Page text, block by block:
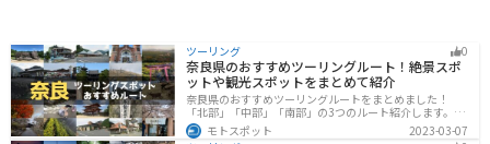
ツーリング 0
奈良県のおすすめツーリングルート！絶景スポ
ットや観光スポットをまとめて紹介
奈良県のおすすめツーリングルートをまとめました！
「北部」「中部」「南部」の3つのルート紹介します。歴
史のある神社寺院が多数あり、自然豊かや山々、グルメ
を満喫するツーリングができます。バイクで奈良県にツ
モトスポット
2023-03-07